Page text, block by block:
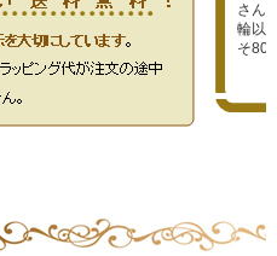
さん
輪以
そ80-